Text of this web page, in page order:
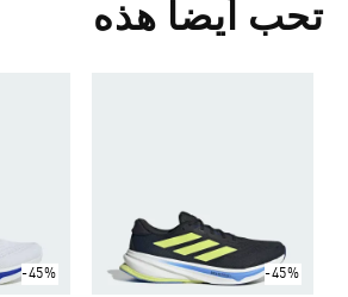
تحب أيضا هذه
-45%
-45%